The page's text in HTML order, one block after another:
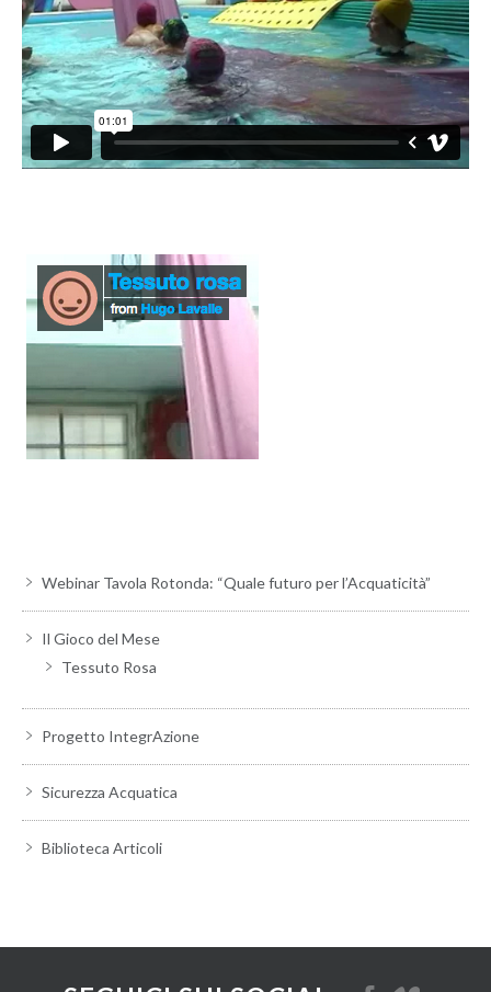
Webinar Tavola Rotonda: “Quale futuro per l’Acquaticità”
Il Gioco del Mese
Tessuto Rosa
Progetto IntegrAzione
Sicurezza Acquatica
Biblioteca Articoli